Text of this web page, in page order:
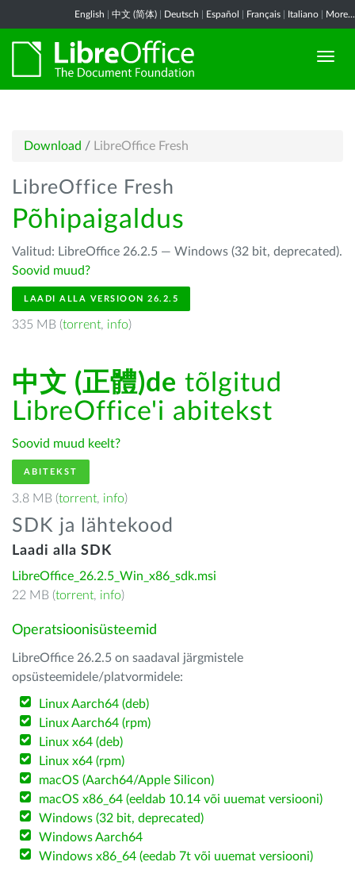
English 中文 (简体) Deutsch Español Français Italiano More...
Download / LibreOffice Fresh
LibreOffice Fresh
Põhipaigaldus
Valitud: LibreOffice 26.2.5 — Windows (32 bit, deprecated).
Soovid muud?
LAADI ALLA VERSIOON 26.2.5
335 MB (torrent, info)
中文 (正體)de tõlgitud
LibreOffice'i abitekst
Soovid muud keelt?
ABITEKST
3.8 MB (torrent, info)
SDK ja lähtekood
Laadi alla SDK
LibreOffice_26.2.5_Win_x86_sdk.msi
22 MB (torrent, info)
Operatsioonisüsteemid
LibreOffice 26.2.5 on saadaval järgmistele
opsüsteemidele/platvormidele:
Linux Aarch64 (deb)
Linux Aarch64 (rpm)
Linux x64 (deb)
Linux x64 (rpm)
macOS (Aarch64/Apple Silicon)
macOS x86_64 (eeldab 10.14 või uuemat versiooni)
Windows (32 bit, deprecated)
Windows Aarch64
Windows x86_64 (eedab 7t või uuemat versiooni)